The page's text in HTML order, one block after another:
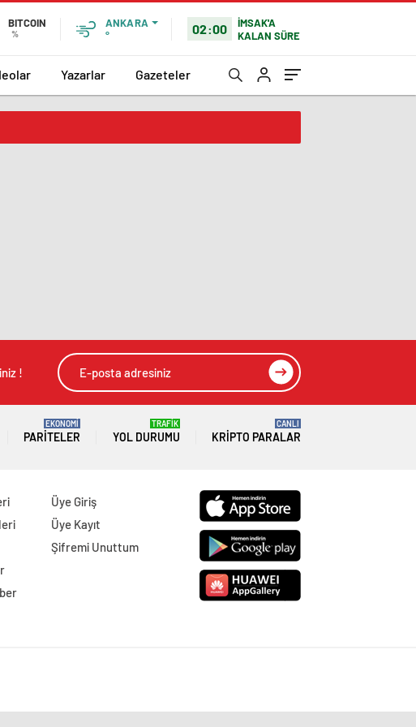
BITCOIN
%
ANKARA
°
02:00
İMSAK'A
KALAN SÜRE
Yazarlar Gazeteler
!
PARITELER
EKONOMİ
YOL DURUMU
TRAFİK
KRIPTO PARALAR
CANLI
Üye Giriş
Üye Kayıt
Şifremi Unuttum